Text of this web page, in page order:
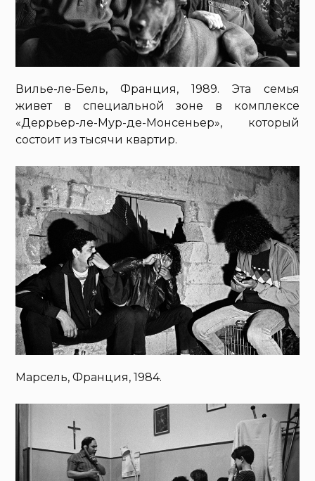
Вилье-ле-Бель, Франция, 1989. Эта семья
живет в специальной зоне в комплексе
«Деррьер-ле-Мур-де-Монсеньер», который
состоит из тысячи квартир.
Марсель, Франция, 1984.